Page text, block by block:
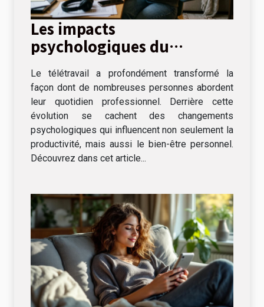
Les impacts
psychologiques du
télétravail sur le bien-être
quotidien
Le télétravail a profondément transformé la
façon dont de nombreuses personnes abordent
leur quotidien professionnel. Derrière cette
évolution se cachent des changements
psychologiques qui influencent non seulement la
productivité, mais aussi le bien-être personnel.
Découvrez dans cet article...